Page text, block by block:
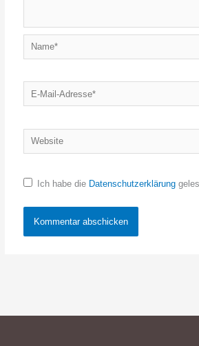
Name*
E-
Mail-
Website
Ich habe die Datenschutzerklärung